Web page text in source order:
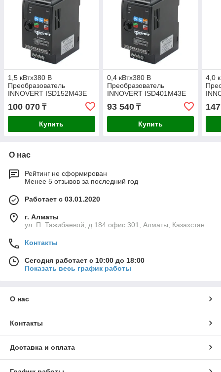
1,5 кВтx380 В
Преобразователь
INNOVERT ISD152M43E
100 070 ₸
Купить
0,4 кВтx380 В
Преобразователь
INNOVERT ISD401M43E
93 540₸
Купить
4,0
О нас
Рейтинг не сформирован
Менее 5 отзывов за последний год
Работает с 03.01.2020
г. Алматы
ул. П. Тажибаевой, д.184 офис 301, Алматы, Казахстан
Контакты
Сегодня работает с 10:00 до 18:00
Показать весь график работы
О нас
Контакты
Доставка и оплата